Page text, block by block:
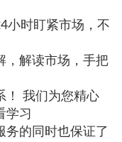
小时盯紧市场，不
，解读市场，手把
！ 我们为您精心
学习
务的同时也保证了